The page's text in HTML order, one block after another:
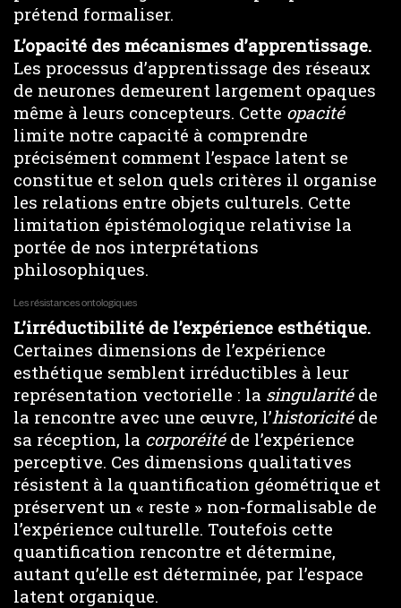
prétend formaliser.
L’opacité des mécanismes d’apprentissage.
Les processus d’apprentissage des réseaux
de neurones demeurent largement opaques
même à leurs concepteurs. Cette opacité
limite notre capacité à comprendre
précisément comment l’espace latent se
constitue et selon quels critères il organise
les relations entre objets culturels. Cette
limitation épistémologique relativise la
portée de nos interprétations
philosophiques.
Les résistances ontologiques
L’irréductibilité de l’expérience esthétique.
Certaines dimensions de l’expérience
esthétique semblent irréductibles à leur
représentation vectorielle : la singularitéde
la rencontre avec une œuvre, l’historicitéde
sa réception, la corporéitéde l’expérience
perceptive. Ces dimensions qualitatives
résistent à la quantification géométrique et
préservent un « reste » non-formalisable de
l’expérience culturelle. Toutefois cette
quantification rencontre et détermine,
autant qu’elle est déterminée, par l’espace
latent organique.